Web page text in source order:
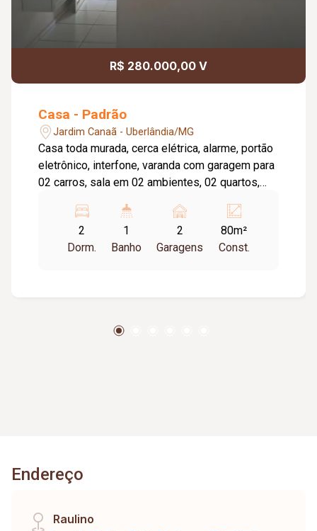
R$ 280.000,00 V
Casa - Padrão
Jardim Canaã - Uberlândia/MG
Casa toda murada, cerca elétrica, alarme, portão
eletrônico, interfone, varanda com garagem para
02 carros, sala em 02 ambientes, 02 quartos,
cozinha, lavanderia.Bancadas em granito,
Telhado com telhas portuguesas, piso em
cerâmica, toda em laje parte da casa e a cozinha
2
Dorm.
1
Banho
2
Garagens
80m²
Const.
Endereço
Raulino